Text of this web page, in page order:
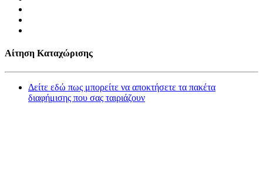
Αίτηση Καταχώρισης
Δείτε εδώ πως μπορείτε να αποκτήσετε τα πακέτα
διαφήμισης που σας ταιριάζουν